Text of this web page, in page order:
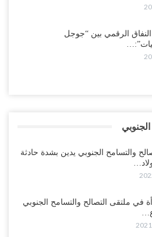
الرقمي بين “جوجل
والتسامح الجنوبي يدين بشدة حادثة
في ملتقى التصالح والتسامح الجنوبي